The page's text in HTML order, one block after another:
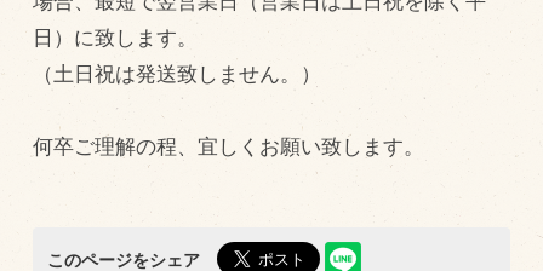
日）に致します。
（土日祝は発送致しません。）
何卒ご理解の程、宜しくお願い致します。
このページをシェア